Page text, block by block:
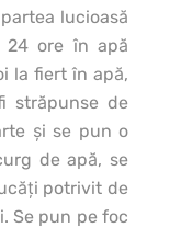
lucioasă
24 ore în apă
la fiert în apă,
străpunse de
şi se pun o
de apă, se
potrivit de
Se pun pe foc